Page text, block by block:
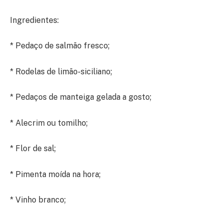
Ingredientes:
* Pedaço de salmão fresco;
* Rodelas de limão-siciliano;
* Pedaços de manteiga gelada a gosto;
* Alecrim ou tomilho;
* Flor de sal;
* Pimenta moída na hora;
* Vinho branco;